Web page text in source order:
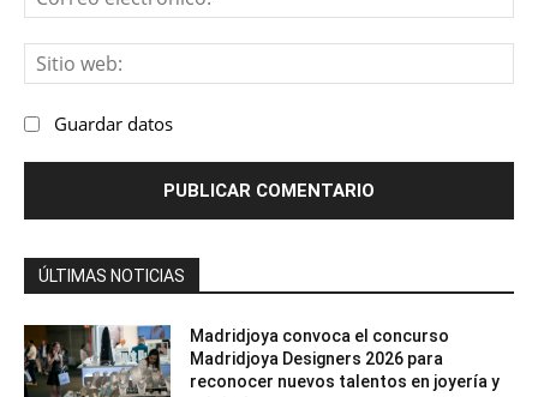
Guardar datos
ÚLTIMAS NOTICIAS
Madridjoya convoca el concurso
Madridjoya Designers 2026 para
reconocer nuevos talentos en joyería y